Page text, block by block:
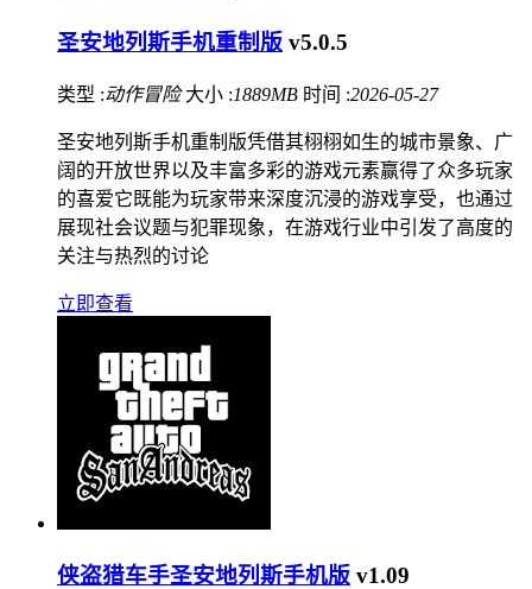
圣安地列斯手机重制版 v5.0.5
类型 :动作冒险 大小 :1889MB 时间 :2026-05-27
圣安地列斯手机重制版凭借其栩栩如生的城市景象、广
阔的开放世界以及丰富多彩的游戏元素赢得了众多玩家
的喜爱它既能为玩家带来深度沉浸的游戏享受，也通过
展现社会议题与犯罪现象，在游戏行业中引发了高度的
关注与热烈的讨论
立即查看
侠盗猎车手圣安地列斯手机版 v1.09